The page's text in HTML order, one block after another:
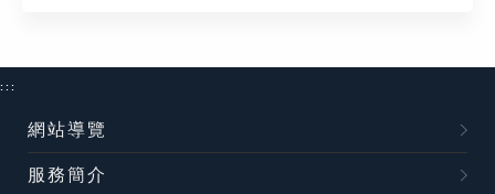
:::
網站導覽
服務簡介